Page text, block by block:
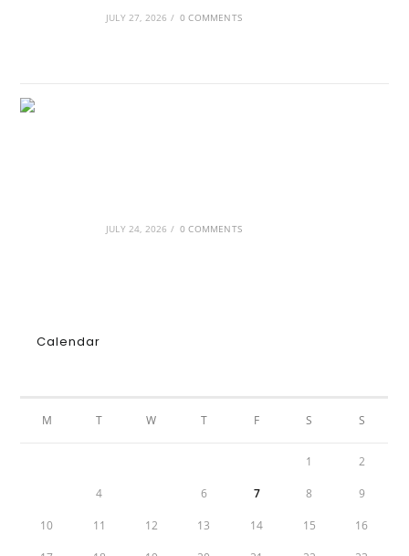
JULY 27, 2026 / 0 COMMENTS
JULY 24, 2026 / 0 COMMENTS
Calendar
M T W T F S S
1 2
4 6 7 8 9
10 11 12 13 14 15 16